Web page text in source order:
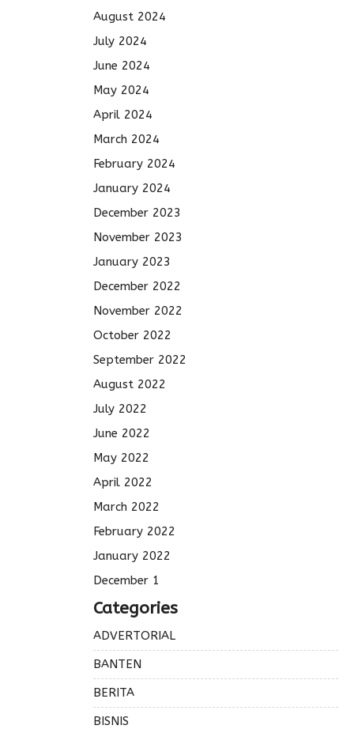
August 2024
July 2024
June 2024
May 2024
April 2024
March 2024
February 2024
January 2024
December 2023
November 2023
January 2023
December 2022
November 2022
October 2022
September 2022
August 2022
July 2022
June 2022
May 2022
April 2022
March 2022
February 2022
January 2022
December 1
Categories
ADVERTORIAL
BANTEN
BERITA
BISNIS